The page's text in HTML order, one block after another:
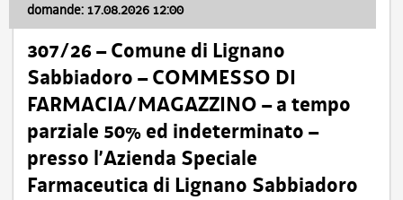
domande: 17.08.2026 12:00
307/26 – Comune di Lignano
Sabbiadoro – COMMESSO DI
FARMACIA/MAGAZZINO – a tempo
parziale 50% ed indeterminato –
presso l’Azienda Speciale
Farmaceutica di Lignano Sabbiadoro